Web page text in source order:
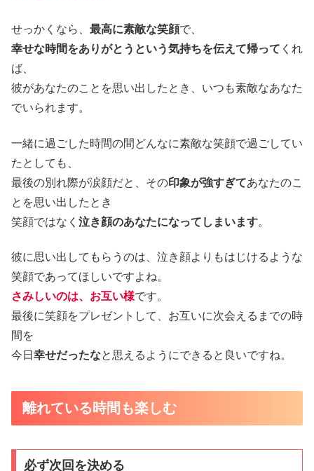
せっかくなら、 最高に素敵な笑顔で、
幸せな時間をありがとうという気持ちを伝えて帰って くれ
ば、
彼があなたのことを思い出したとき、いつも素敵なあなた
でいられます。
一緒に過ごした時間の間どんなに素敵な笑顔で過ごしてい
たとしても、
最後の別れ際が涙顔だと、その印象が強すぎてあなたのこ
とを思い出したとき
笑顔ではなく 泣き顔のあなたになってしまいます。
彼に思い出してもらうのは、泣き顔よりもはじけるような
笑顔であってほしいですよね。
さみしいのは、お互い様です。
最後に笑顔をプレゼントして、お互いに次会えるまでの時
間を
今日 幸せだったなと思えるようにできると良いですね。
離れている時間も楽しむ
必ず次回を決める